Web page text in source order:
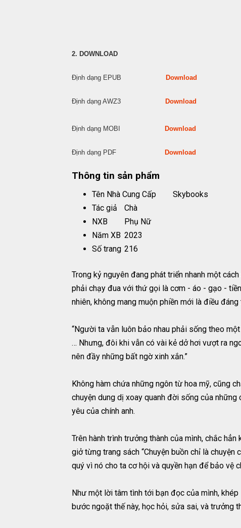
2. DOWNLOAD
Định dạng EPUB Download
Định dạng AWZ3 Download
Định dạng MOBI Download
Định dạng PDF Download
Thông tin sản phẩm
Tên Nhà Cung Cấp
Skybooks
Tác giả
Chà
NXB
Phụ Nữ
Năm XB 2023
Số trang 216
Trong kỷ nguyên đang phát triển nhanh một
phải chạy đua với thứ gọi là cơm - áo - gạo -
nhiên, không mang muộn phiền mới là điều
“Người ta vẫn luôn bảo nhau phải sống theo
… Nhưng, đôi khi vẫn có vài kẻ dở hơi vượt ra
nên đầy những bất ngờ xinh xắn.”
Không hàm chứa những ngôn từ hoa mỹ, cũng
chuyện dung dị xoay quanh đời sống của những
yêu của chính anh.
Trên hành trình trưởng thành của mình, chắc
giở từng trang sách “Chuyện buồn chỉ là
quý vì nó cho ta cơ hội và quyền hạn để bảo vệ
Như một lời tâm tình tới bạn đọc của mình,
bước ngoặt thế này, học hỏi, sửa sai, và trưởng